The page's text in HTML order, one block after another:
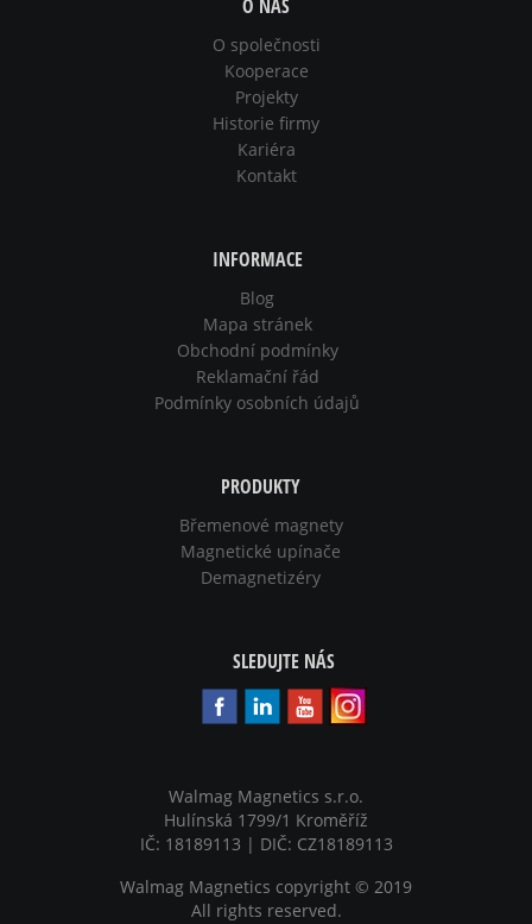
O NÁS
O společnosti
Kooperace
Projekty
Historie firmy
Kariéra
Kontakt
INFORMACE
Blog
Mapa stránek
Obchodní podmínky
Reklamační řád
Podmínky osobních údajů
PRODUKTY
Břemenové magnety
Magnetické upínače
Demagnetizéry
SLEDUJTE NÁS
Walmag Magnetics s.r.o.
Hulínská 1799/1 Kroměříž
IČ: 18189113 | DIČ: CZ18189113
Walmag Magnetics copyright © 2019
All rights reserved.